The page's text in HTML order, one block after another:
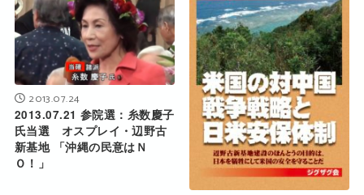
2013.07.24
2013.07.21 参院選：糸数慶子
氏当選 オスプレイ・辺野古
新基地 「沖縄の民意はＮ
Ｏ！」